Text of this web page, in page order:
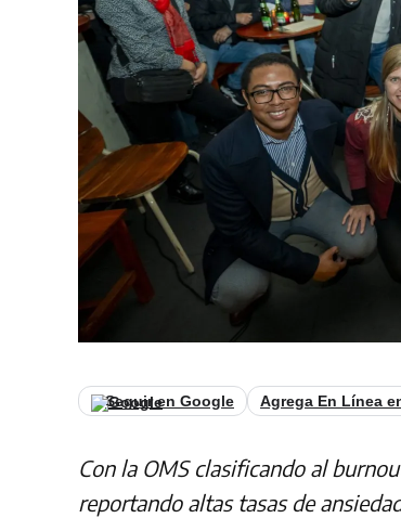
Seguir en Google Agrega En Línea
Con la OMS clasificando al
reportando altas tasas de